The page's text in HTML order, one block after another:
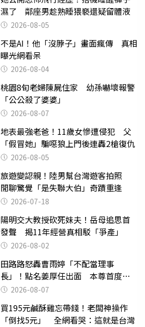
濕了 鄰座男趁熟睡猥褻還疑留體液
2026-08-05
不是AI！他「沒脖子」畫面瘋傳 真相
曝光網看呆
2026-08-04
桃園8旬老婦陳屍住家 幼孫嚇壞報警
「公公殺了婆婆」
2026-08-07
地表最強老爸！11歲女慘遭侵犯 父
「假冒她」騙噁狼上門後連轟2槍復仇
2026-08-05
旅遊變認親！陸男幫台灣遊客拍照
閒聊驚覺「是失聯大伯」奇蹟重逢
2026-07-18
陽明交大教授砍死妹夫！岳母追思首
發聲 揭11年經營真相駁「爭產」
2026-08-02
田路路怒轟曹雨婷「不配當理事
長」！點名姜厚任出面 本尊首度回
應了2026-08-07
買195元鹹酥雞忘帶錢！老闆神操作
「倒找5元」 全網看哭：這就是台灣